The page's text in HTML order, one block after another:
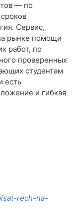
— по
Сервис,
рынке помощи
работ, по
проверенных
студентам
есть
и гибкая
rech-na-